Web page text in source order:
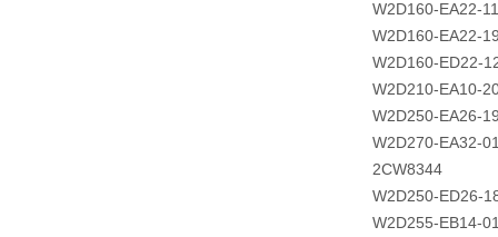
W2D160-EA22-11
W2D160-EA22-
W2D160-ED22-
W2D210-EA10-
W2D250-EA26-
W2D270-EA32-
2CW8344
W2D250-ED26-
W2D255-EB14-